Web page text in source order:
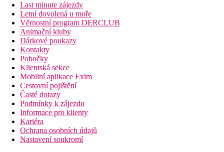
Last minute zájezdy
Letní dovolená u moře
Věrnostní program DERCLUB
Animační kluby
Dárkové poukazy
Kontakty
Pobočky
Klientská sekce
Mobilní aplikace Exim
Cestovní pojištění
Časté dotazy
Podmínky k zájezdu
Informace pro klienty
Kariéra
Ochrana osobních údajů
Nastavení soukromí